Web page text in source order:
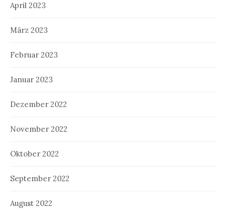
April 2023
März 2023
Februar 2023
Januar 2023
Dezember 2022
November 2022
Oktober 2022
September 2022
August 2022